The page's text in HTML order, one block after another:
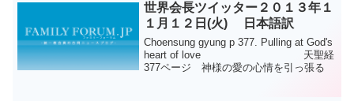
世界会長ツイッター２０１３年１
１月１２日(火) 日本語訳
Choensung gyung p 377. Pulling at God's
heart of love 天聖経
377ページ 神様の愛の心情を引っ張る